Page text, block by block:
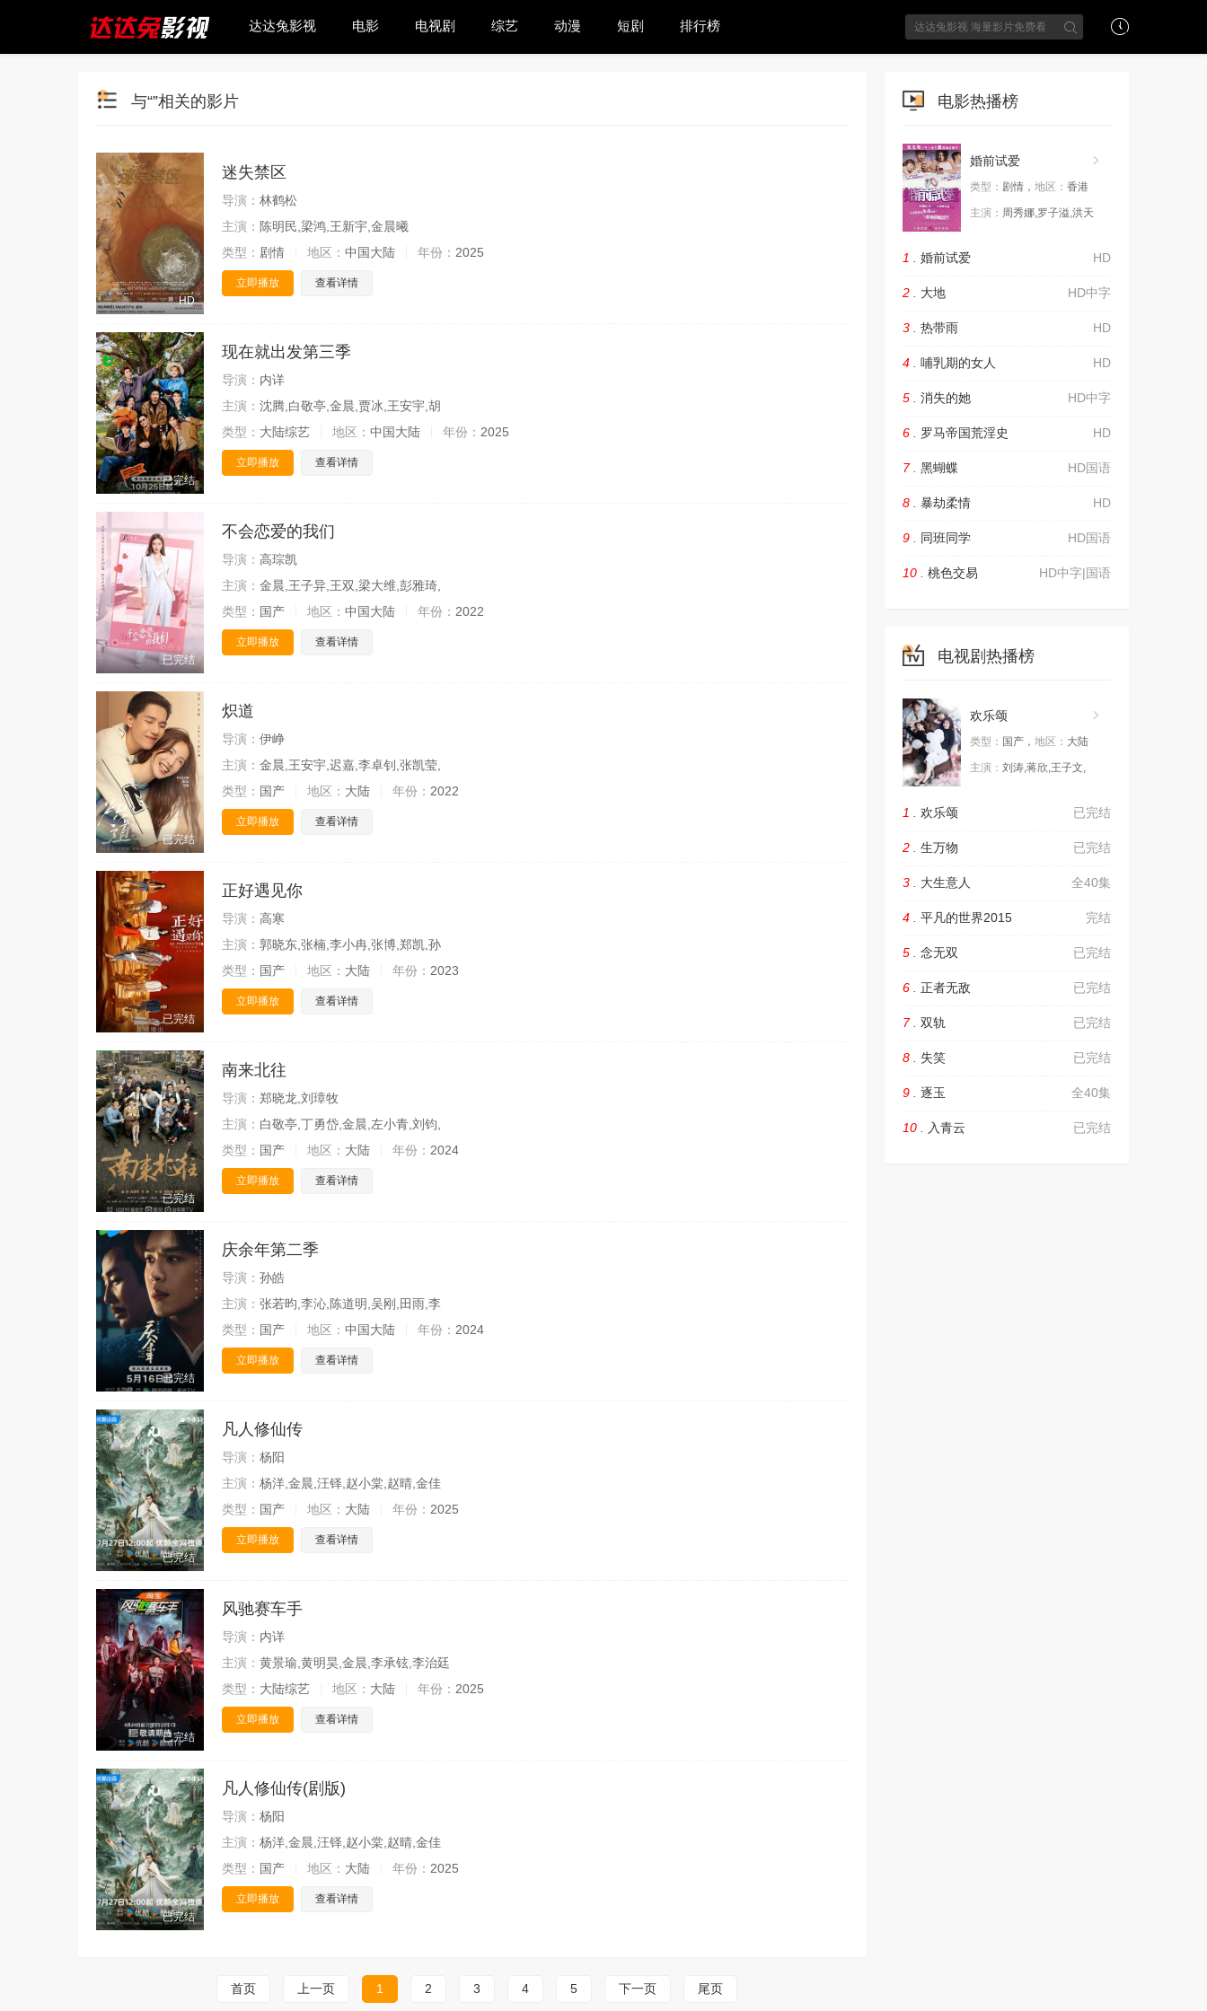
达达兔影视 电影 电视剧 综艺 动漫 短剧 排行榜
与“”相关的影片
HD
迷失禁区
导演： 林鹤松
主演： 陈明民,梁鸿,王新宇,金晨曦
类型： 剧情 地区： 中国大陆 年份： 2025
立即播放 查看详情
已完结
现在就出发第三季
导演： 内详
主演： 沈腾,白敬亭,金晨,贾冰,王安宇,胡
类型： 大陆综艺 地区： 中国大陆 年份： 2025
立即播放 查看详情
已完结
不会恋爱的我们
导演： 高琮凯
主演： 金晨,王子异,王双,梁大维,彭雅琦,
类型： 国产 地区： 中国大陆 年份： 2022
立即播放 查看详情
已完结
炽道
导演： 伊峥
主演： 金晨,王安宇,迟嘉,李卓钊,张凯莹,
类型： 国产 地区： 大陆 年份： 2022
立即播放 查看详情
已完结
正好遇见你
导演： 高寒
主演： 郭晓东,张楠,李小冉,张博,郑凯,孙
类型： 国产 地区： 大陆 年份： 2023
立即播放 查看详情
已完结
南来北往
导演： 郑晓龙,刘璋牧
主演： 白敬亭,丁勇岱,金晨,左小青,刘钧,
类型： 国产 地区： 大陆 年份： 2024
立即播放 查看详情
已完结
庆余年第二季
导演： 孙皓
主演： 张若昀,李沁,陈道明,吴刚,田雨,李
类型： 国产 地区： 中国大陆 年份： 2024
立即播放 查看详情
已完结
凡人修仙传
导演： 杨阳
主演： 杨洋,金晨,汪铎,赵小棠,赵晴,金佳
类型： 国产 地区： 大陆 年份： 2025
立即播放 查看详情
已完结
风驰赛车手
导演： 内详
主演： 黄景瑜,黄明昊,金晨,李承铉,李治廷
类型： 大陆综艺 地区： 大陆 年份： 2025
立即播放 查看详情
已完结
凡人修仙传(剧版)
导演： 杨阳
主演： 杨洋,金晨,汪铎,赵小棠,赵晴,金佳
类型： 国产 地区： 大陆 年份： 2025
立即播放 查看详情
首页 上一页 1 2 3 4 5 下一页 尾页
电影热播榜
婚前试爱
类型： 剧情， 地区： 香港
主演： 周秀娜,罗子溢,洪天
HD
1 . 婚前试爱
HD中字
2 . 大地
HD
3 . 热带雨
HD
4 . 哺乳期的女人
HD中字
5 . 消失的她
HD
6 . 罗马帝国荒淫史
HD国语
7 . 黑蝴蝶
HD
8 . 暴劫柔情
HD国语
9 . 同班同学
HD中字|国语
10 . 桃色交易
电视剧热播榜
欢乐颂
类型： 国产， 地区： 大陆
主演： 刘涛,蒋欣,王子文,
已完结
1 . 欢乐颂
已完结
2 . 生万物
全40集
3 . 大生意人
完结
4 . 平凡的世界2015
已完结
5 . 念无双
已完结
6 . 正者无敌
已完结
7 . 双轨
已完结
8 . 失笑
全40集
9 . 逐玉
已完结
10 . 入青云